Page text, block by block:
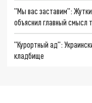
"Мы вас заставим":
объяснил главный смысл
"Курортный ад":
кладбище